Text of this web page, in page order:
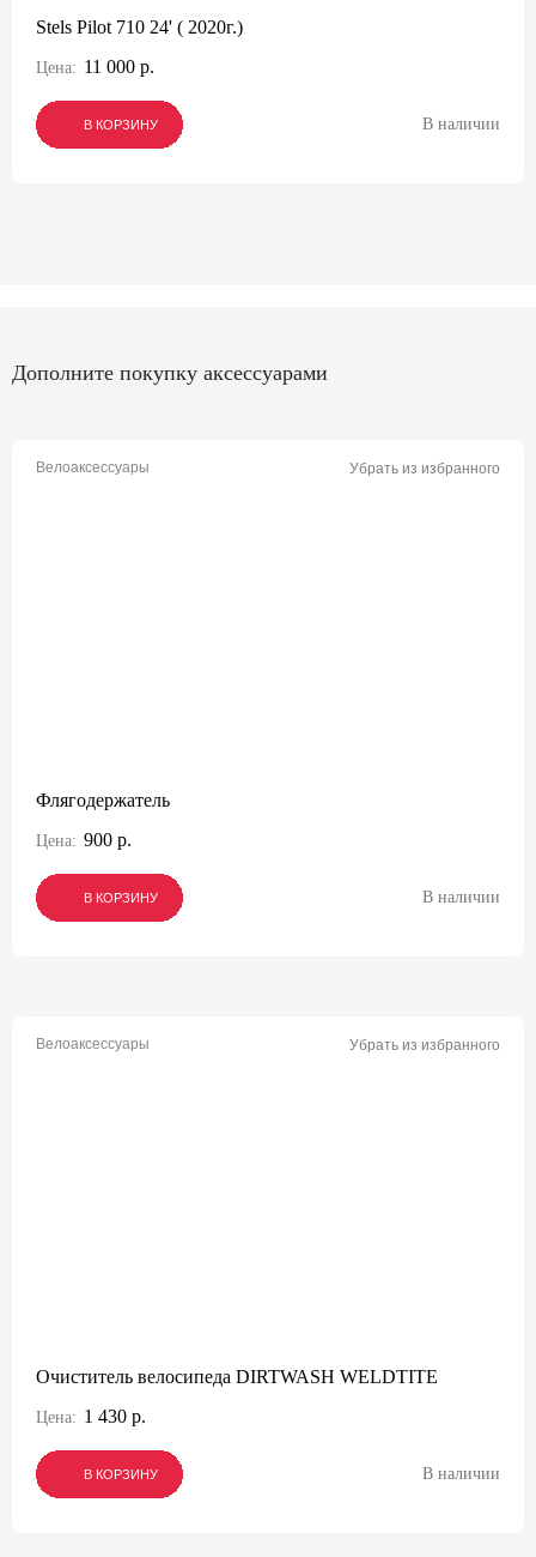
Stels Pilot 710 24' ( 2020г.)
Цена: 11 000 р.
В КОРЗИНУ
В КОРЗИНУ
В КОРЗИНУ В наличии
Дополните покупку аксессуарами
Велоаксессуары Убрать из избранного
Флягодержатель
Цена: 900 р.
В КОРЗИНУ
В КОРЗИНУ
В КОРЗИНУ В наличии
Велоаксессуары Убрать из избранного
Очиститель велосипеда DIRTWASH WELDTITE
Цена: 1 430 р.
В КОРЗИНУ
В КОРЗИНУ
В КОРЗИНУ В наличии